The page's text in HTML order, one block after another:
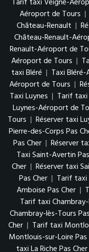
Aéroport de Tours |
Château-Renault |
Château-Renault-
Renault-Aéroport de
Aéroport de Tours |
taxi Bléré | Taxi
Aéroport de Tours |
Taxi Luynes | Tarif taxi
Luynes-Aéroport de
Tours | Réserver taxi
Pierre-des-Corps Pas
Pas Cher | Réserver
Taxi Saint-Avertin
Cher | Réserver taxi
Pas Cher | Tarif taxi
Amboise Pas Cher |
Tarif taxi
Chambray-lès-Tours
Cher | Tarif taxi
Montlouis-sur-Loire Pas
taxi La Riche Pas Cher